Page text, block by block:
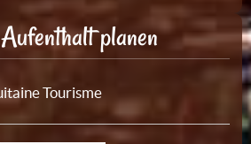
planen
Tourisme